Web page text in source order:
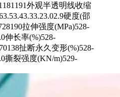
外观半透明线收缩
硬度(邵
拉伸强度(MPa)528-
伸长率(%)528-
扯断永久变形(%)528-
撕裂强度(KN/m)529-